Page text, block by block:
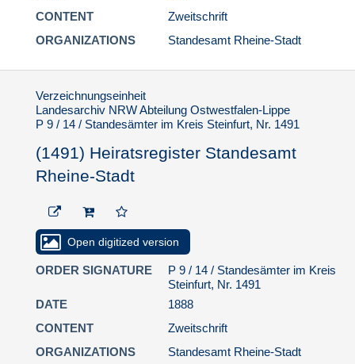
Stadt
(1528) Heiratsregister
Stadt
Standesamt Rheine-
Stadt
(1530) Heiratsregister
Standesamt Rheine-
Standesamt Rheine-
Stadt
(1533) Heiratsregister
Standesamt Rheine-
CONTENT
Zweitschrift
ORGANIZATIONS
Standesamt Rheine-Stadt
Verzeichnungseinheit
Landesarchiv NRW Abteilung Ostwestfalen-Lippe
P 9 / 14 / Standesämter im Kreis Steinfurt, Nr. 1491
(1491) Heiratsregister Standesamt
Rheine-Stadt
Open digitized version
ORDER SIGNATURE
P 9 / 14 / Standesämter im Kreis
Steinfurt, Nr. 1491
DATE
1888
CONTENT
Zweitschrift
ORGANIZATIONS
Standesamt Rheine-Stadt